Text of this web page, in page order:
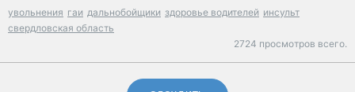
увольнения гаи дальнобойщики здоровье водителей инсульт
свердловская область
2724 просмотров всего.